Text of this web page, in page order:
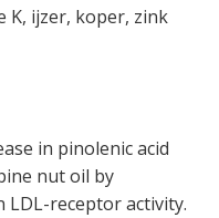
K, ijzer, koper, zink
in pinolenic acid
nut oil by
LDL-receptor activity.